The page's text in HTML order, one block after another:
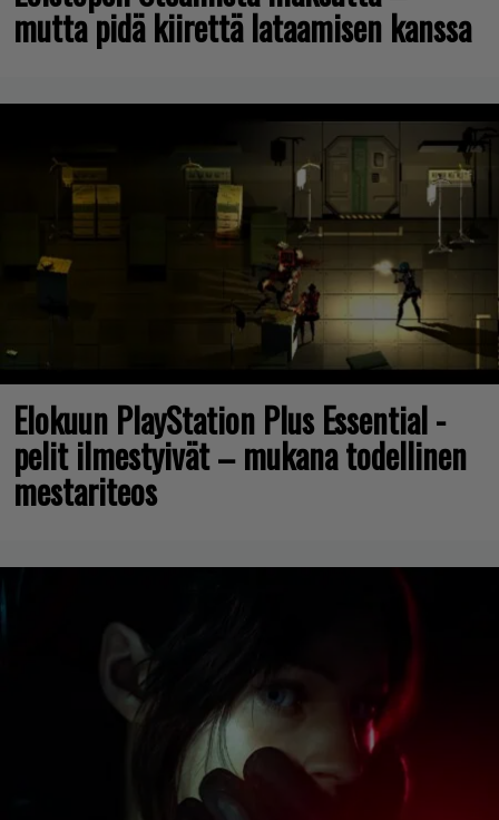
mutta pidä kiirettä lataamisen kanssa
Elokuun PlayStation Plus Essential -
pelit ilmestyivät – mukana todellinen
mestariteos